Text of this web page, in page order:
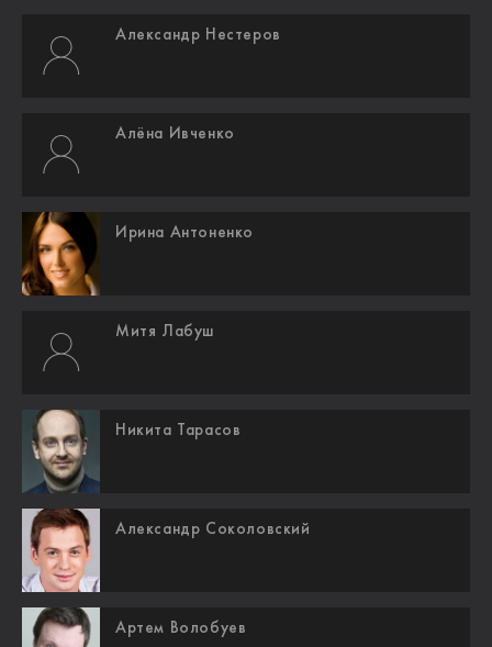
Александр Нестеров
Алёна Ивченко
Ирина Антоненко
Митя Лабуш
Никита Тарасов
Александр Соколовский
Артем Волобуев